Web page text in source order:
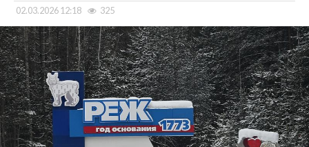
02.03.2026 12:18 325